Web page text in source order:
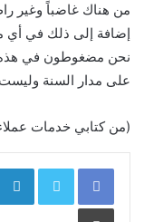
من هناك غاضباً وغير
إضافة إلى ذلك في أي
نحن مضغوطون في هذه
على مدار السنة
(من كتابي خدمات عملاء
طباعة